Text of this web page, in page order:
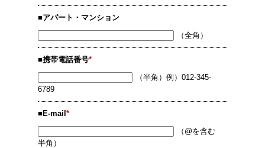
■アパート・マンション
（全角）
■携帯電話番号*
（半角）例）012-345-
6789
■E-mail *
（@を含む
半角）